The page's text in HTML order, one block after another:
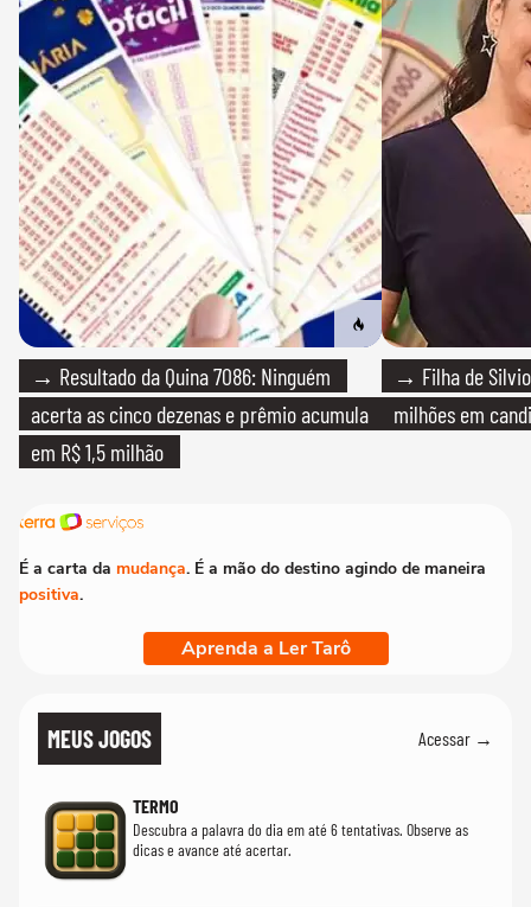
→ Resultado da Quina 7086: Ninguém
acerta as cinco dezenas e prêmio acumula
em R$ 1,5 milhão
→ Filha de Silvio
milhões em
É a carta da mudança. É a mão do destino agindo de maneira
positiva.
Aprenda a Ler Tarô
MEUS JOGOS Acessar →
TERMO
Descubra a palavra do dia em até 6 tentativas. Observe as
dicas e avance até acertar.